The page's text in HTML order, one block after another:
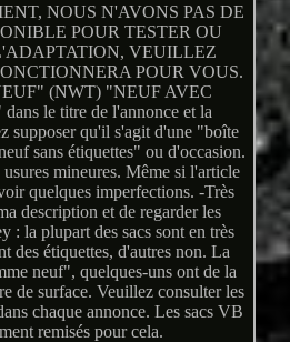
NOUS N'AVONS PAS DE
POUR TESTER OU
VEUILLEZ
POUR VOUS.
(NWT) "NEUF AVEC
le titre de l'annonce et la
supposer qu'il s'agit d'une "boîte
sans étiquettes" ou d'occasion.
mineures. Même si l'article
quelques imperfections. -Très
description et de regarder les
: la plupart des sacs sont en très
des étiquettes, d'autres non. La
neuf", quelques-uns ont de la
de surface. Veuillez consulter les
chaque annonce. Les sacs VB
remisés pour cela.